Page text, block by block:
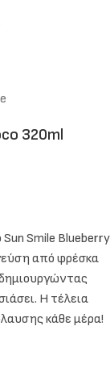
320ml
Smile Blueberry
από φρέσκα
Η τέλεια
κάθε μέρα!